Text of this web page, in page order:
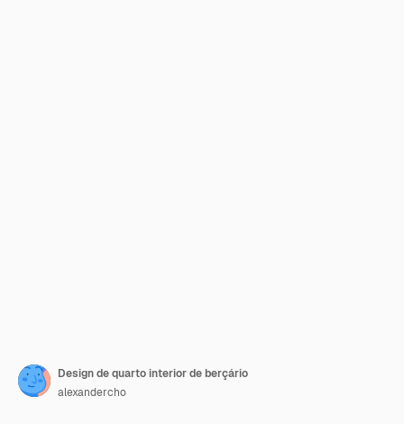
Design de quarto interior de berçário
alexandercho